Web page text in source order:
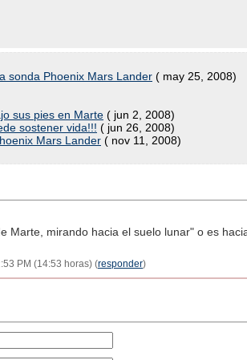
sonda Phoenix Mars Lander ( may 25, 2008)
sus pies en Marte ( jun 2, 2008)
sostener vida!!! ( jun 26, 2008)
Mars Lander ( nov 11, 2008)
Marte, mirando hacia el suelo lunar" o es
PM (14:53 horas) (responder)